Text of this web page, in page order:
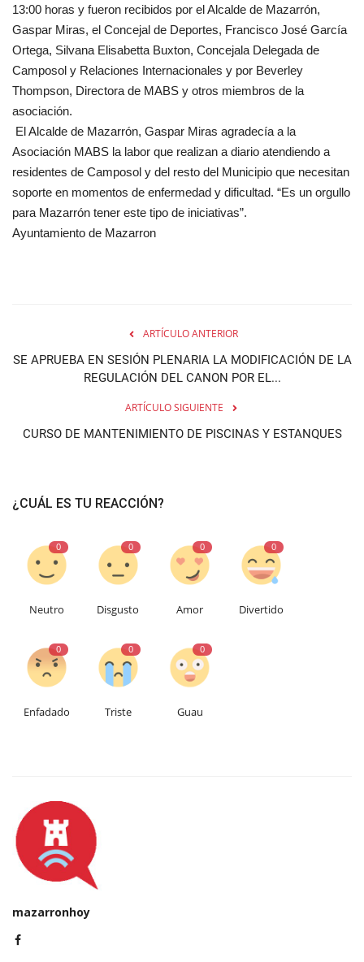
13:00 horas y fueron recibidos por el Alcalde de Mazarrón,
Gaspar Miras, el Concejal de Deportes, Francisco José García
Ortega, Silvana Elisabetta Buxton, Concejala Delegada de
Camposol y Relaciones Internacionales y por Beverley
Thompson, Directora de MABS y otros miembros de la
asociación.
El Alcalde de Mazarrón, Gaspar Miras agradecía a la
Asociación MABS la labor que realizan a diario atendiendo a
residentes de Camposol y del resto del Municipio que necesitan
soporte en momentos de enfermedad y dificultad. “Es un orgullo
para Mazarrón tener este tipo de iniciativas”.
Ayuntamiento de Mazarron
ARTÍCULO ANTERIOR
SE APRUEBA EN SESIÓN PLENARIA LA MODIFICACIÓN DE LA
REGULACIÓN DEL CANON POR EL...
ARTÍCULO SIGUIENTE
CURSO DE MANTENIMIENTO DE PISCINAS Y ESTANQUES
¿CUÁL ES TU REACCIÓN?
0
Neutro
0
Disgusto
0
Amor
0
Divertido
0
Enfadado
0
Triste
0
Guau
mazarronhoy